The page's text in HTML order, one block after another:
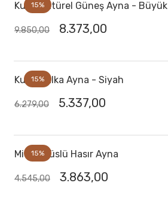
15%
Kubu Natürel Güneş Ayna - Büyük
9.850,00 8.373,00
15%
Kubu Halka Ayna - Siyah
6.279,00 5.337,00
15%
Midye Süslü Hasır Ayna
4.545,00 3.863,00